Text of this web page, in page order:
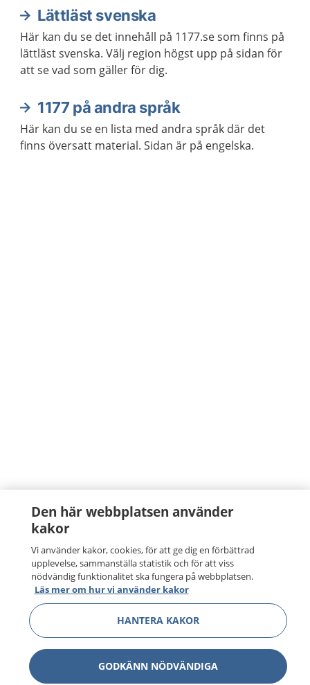
Lättläst svenska
Här kan du se det innehåll på 1177.se som finns på
lättläst svenska. Välj region högst upp på sidan för
att se vad som gäller för dig.
1177 på andra språk
Här kan du se en lista med andra språk där det
finns översatt material. Sidan är på engelska.
Den här webbplatsen använder
kakor
Vi använder kakor, cookies, för att ge dig en förbättrad
upplevelse, sammanställa statistik och för att viss
nödvändig funktionalitet ska fungera på webbplatsen.
Läs mer om hur vi använder kakor
HANTERA KAKOR
GODKÄNN NÖDVÄNDIGA